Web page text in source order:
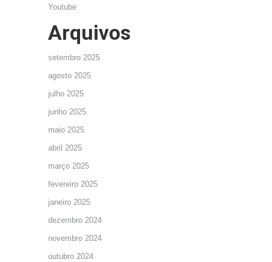
Youtube
Arquivos
setembro 2025
agosto 2025
julho 2025
junho 2025
maio 2025
abril 2025
março 2025
fevereiro 2025
janeiro 2025
dezembro 2024
novembro 2024
outubro 2024